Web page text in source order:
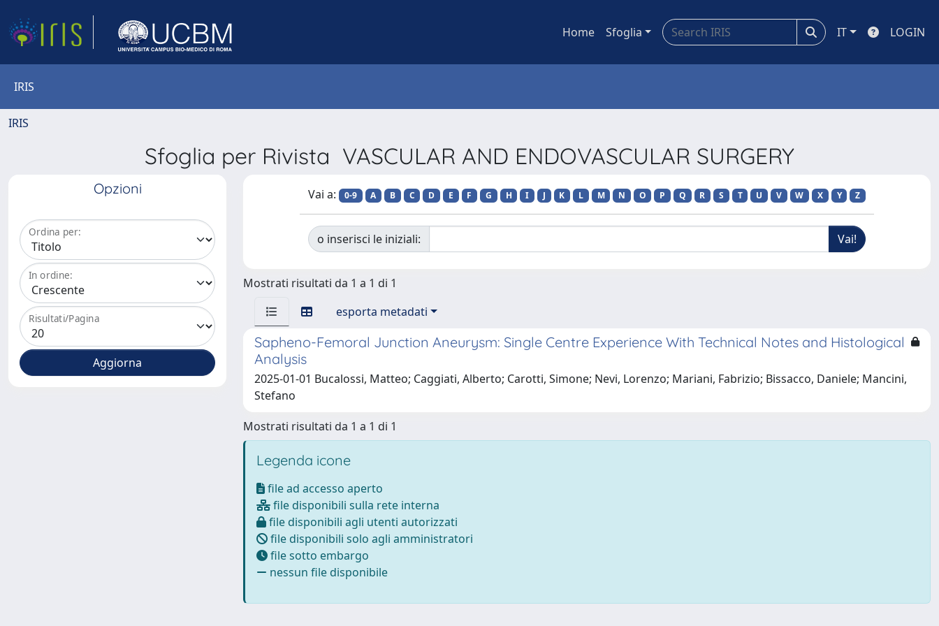
Home Sfoglia IT LOGIN
IRIS
IRIS
Sfoglia per Rivista VASCULAR AND ENDOVASCULAR SURGERY
Opzioni
Ordina per:
In ordine:
Risultati/Pagina
Vai a: 0-9 A B C D E F G H I J K L M N O P Q R S T U V W X Y Z
o inserisci le iniziali:
Mostrati risultati da 1 a 1 di 1
esporta metadati
Sapheno-Femoral Junction Aneurysm: Single Centre Experience With Technical Notes and Histological
Analysis
2025-01-01 Bucalossi, Matteo; Caggiati, Alberto; Carotti, Simone; Nevi, Lorenzo; Mariani, Fabrizio; Bissacco, Daniele; Mancini,
Stefano
Mostrati risultati da 1 a 1 di 1
Legenda icone
file ad accesso aperto
file disponibili sulla rete interna
file disponibili agli utenti autorizzati
file disponibili solo agli amministratori
file sotto embargo
nessun file disponibile